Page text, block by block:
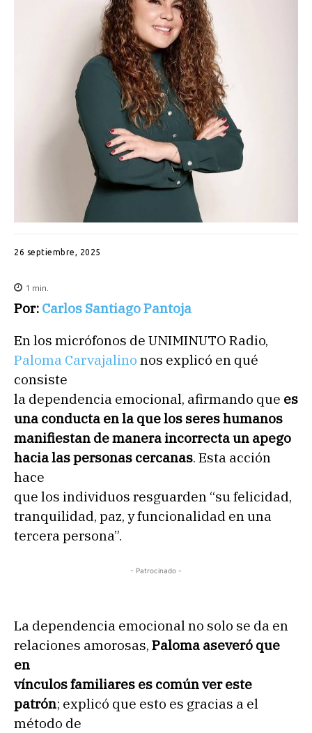
26 septiembre, 2025
1 min.
Por: Carlos Santiago Pantoja
En los micrófonos de UNIMINUTO Radio,
Paloma Carvajalino nos explicó en qué
consiste
la dependencia emocional, afirmando que es
una conducta en la que los seres humanos
manifiestan de manera incorrecta un apego
hacia las personas cercanas. Esta acción
hace
que los individuos resguarden “su felicidad,
tranquilidad, paz, y funcionalidad en una
tercera persona”.
- Patrocinado -
La dependencia emocional no solo se da en
relaciones amorosas, Paloma aseveró que
en
vínculos familiares es común ver este
patrón; explicó que esto es gracias a el
método de